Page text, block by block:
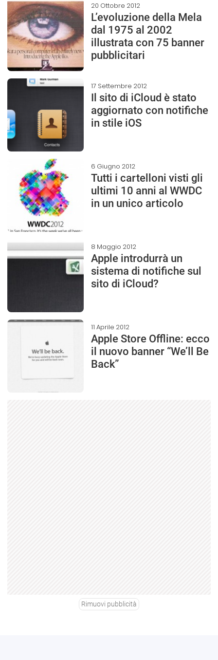
20 Ottobre 2012
L’evoluzione della Mela
dal 1975 al 2002
illustrata con 75 banner
pubblicitari
17 Settembre 2012
Il sito di iCloud è stato
aggiornato con notifiche
in stile iOS
6 Giugno 2012
Tutti i cartelloni visti gli
ultimi 10 anni al WWDC
in un unico articolo
8 Maggio 2012
Apple introdurrà un
sistema di notifiche sul
sito di iCloud?
11 Aprile 2012
Apple Store Offline: ecco
il nuovo banner “We’ll Be
Back”
Rimuovi pubblicità